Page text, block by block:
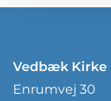
Vedbæk Kirke
Enrumvej 30